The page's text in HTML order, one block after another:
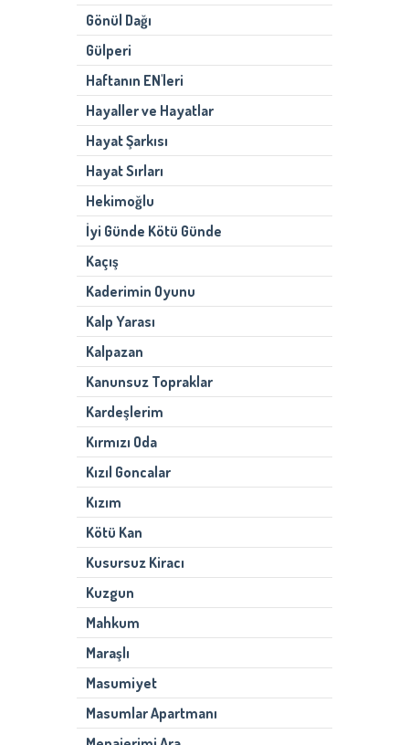
Gönül Dağı
Gülperi
Haftanın EN'leri
Hayaller ve Hayatlar
Hayat Şarkısı
Hayat Sırları
Hekimoğlu
İyi Günde Kötü Günde
Kaçış
Kaderimin Oyunu
Kalp Yarası
Kalpazan
Kanunsuz Topraklar
Kardeşlerim
Kırmızı Oda
Kızıl Goncalar
Kızım
Kötü Kan
Kusursuz Kiracı
Kuzgun
Mahkum
Maraşlı
Masumiyet
Masumlar Apartmanı